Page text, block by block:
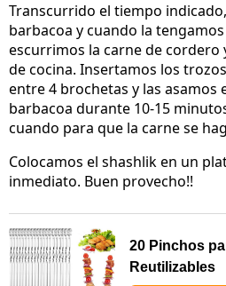
Transcurrido el tiempo
barbacoa y cuando la
escurrimos la carne de cordero
de cocina. Insertamos los
entre 4 brochetas y las asamos
barbacoa durante 10-15
cuando para que la carne se
Colocamos el shashlik en un
inmediato. Buen provecho!!
20 Pinchos
Reutilizables